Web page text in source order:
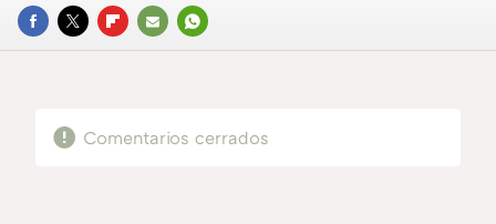
FACEBOOK
TWITTERFLIPBOARD
E-
WHATSAPP
Comentarios cerrados